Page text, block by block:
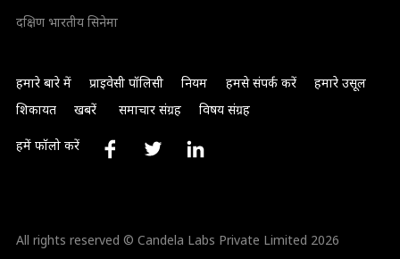
दक्षिण भारतीय सिनेमा
हमारे बारे में प्राइवेसी पॉलिसी नियम हमसे संपर्क करें
हमारे उसूल
शिकायत
खबरें समाचार संग्रह विषय संग्रह
हमें फॉलो करें
All rights reserved © Candela Labs Private Limited 2026